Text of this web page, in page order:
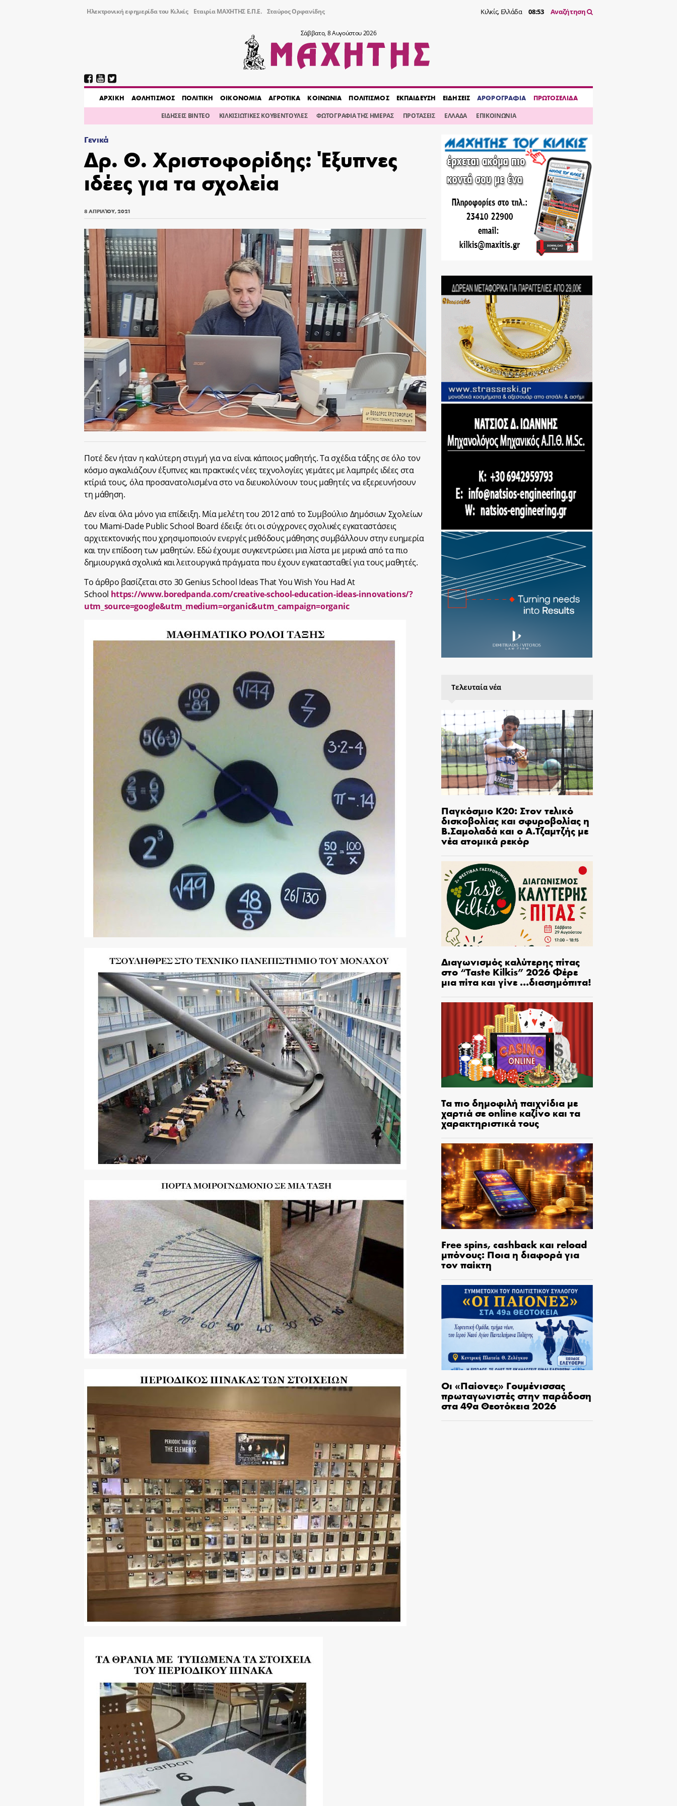
Ηλεκτρονική εφημερίδα του Κιλκίς Εταιρία ΜΑΧΗΤΗΣ Ε.Π.Ε. Σταύρος Ορφανίδης Κιλκίς, Ελλάδα 08:53 Αναζήτηση
Σάββατο, 8 Αυγούστου 2026
AΡΧΙΚΗ ΑΘΛΗΤΙΣΜΟΣ ΠΟΛΙΤΙΚΗ ΟΙΚΟΝΟΜΙΑ ΑΓΡΟΤΙΚΑ ΚΟΙΝΩΝΙΑ ΠΟΛΙΤΙΣΜΟΣ ΕΚΠΑΙΔΕΥΣΗ ΕΙΔΗΣΕΙΣ ΑΡΘΡΟΓΡΑΦΙΑ ΠΡΩΤΟΣΕΛΙΔΑ
ΕΙΔΗΣΕΙΣ ΒΙΝΤΕΟ ΚΙΛΚΙΣΙΩΤΙΚΕΣ ΚΟΥΒΕΝΤΟΥΛΕΣ ΦΩΤΟΓΡΑΦΙΑ ΤΗΣ ΗΜΕΡΑΣ ΠΡΟΤΑΣΕΙΣ ΕΛΛΑΔΑ ΕΠΙΚΟΙΝΩΝΙΑ
Γενικά
Δρ. Θ. Χριστοφορίδης: Έξυπνες
ιδέες για τα σχολεία
8 ΑΠΡΙΛΊΟΥ, 2021
Ποτέ δεν ήταν η καλύτερη στιγμή για να είναι κάποιος μαθητής. Τα σχέδια τάξης σε όλο τον
κόσμο αγκαλιάζουν έξυπνες και πρακτικές νέες τεχνολογίες γεμάτες με λαμπρές ιδέες στα
κτίριά τους, όλα προσανατολισμένα στο να διευκολύνουν τους μαθητές να εξερευνήσουν
τη μάθηση.
Δεν είναι όλα μόνο για επίδειξη. Μία μελέτη του 2012 από το Συμβούλιο Δημόσιων Σχολείων
του Miami-Dade Public School Board έδειξε ότι οι σύγχρονες σχολικές εγκαταστάσεις
αρχιτεκτονικής που χρησιμοποιούν ενεργές μεθόδους μάθησης συμβάλλουν στην ευημερία
και την επίδοση των μαθητών. Εδώ έχουμε συγκεντρώσει μια λίστα με μερικά από τα πιο
δημιουργικά σχολικά και λειτουργικά πράγματα που έχουν εγκατασταθεί για τους μαθητές.
Το άρθρο βασίζεται στο 30 Genius School Ideas That You Wish You Had At
School https://www.boredpanda.com/creative-school-education-ideas-innovations/?
utm_source=google&utm_medium=organic&utm_campaign=organic
Τελευταία νέα
Παγκόσμιο Κ20: Στον τελικό
δισκοβολίας και σφυροβολίας η
Β.Σαμολαδά και ο Α.Τζαμτζής με
νέα ατομικά ρεκόρ
Διαγωνισμός καλύτερης πίτας
στο “Taste Kilkis” 2026 Φέρε
μια πίτα και γίνε …διασημόπιτα!
Τα πιο δημοφιλή παιχνίδια με
χαρτιά σε online καζίνο και τα
χαρακτηριστικά τους
Free spins, cashback και reload
μπόνους: Ποια η διαφορά για
τον παίκτη
Οι «Παίονες» Γουμένισσας
πρωταγωνιστές στην παράδοση
στα 49α Θεοτόκεια 2026